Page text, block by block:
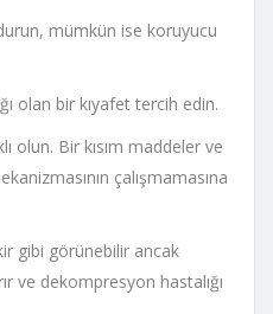
mümkün ise koruyucu
olan bir kıyafet tercih edin.
olun. Bir kısım maddeler ve
çalışmamasına
gibi görünebilir ancak
ve dekompresyon hastalığı